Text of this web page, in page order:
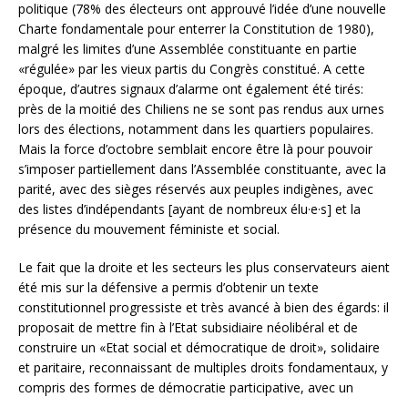
politique (78% des électeurs ont approuvé l’idée d’une nouvelle
Charte fondamentale pour enterrer la Constitution de 1980),
malgré les limites d’une Assemblée constituante en partie
«régulée» par les vieux partis du Congrès constitué. A cette
époque, d’autres signaux d’alarme ont également été tirés:
près de la moitié des Chiliens ne se sont pas rendus aux urnes
lors des élections, notamment dans les quartiers populaires.
Mais la force d’octobre semblait encore être là pour pouvoir
s’imposer partiellement dans l’Assemblée constituante, avec la
parité, avec des sièges réservés aux peuples indigènes, avec
des listes d’indépendants [ayant de nombreux élu·e·s] et la
présence du mouvement féministe et social.
Le fait que la droite et les secteurs les plus conservateurs aient
été mis sur la défensive a permis d’obtenir un texte
constitutionnel progressiste et très avancé à bien des égards: il
proposait de mettre fin à l’Etat subsidiaire néolibéral et de
construire un «Etat social et démocratique de droit», solidaire
et paritaire, reconnaissant de multiples droits fondamentaux, y
compris des formes de démocratie participative, avec un